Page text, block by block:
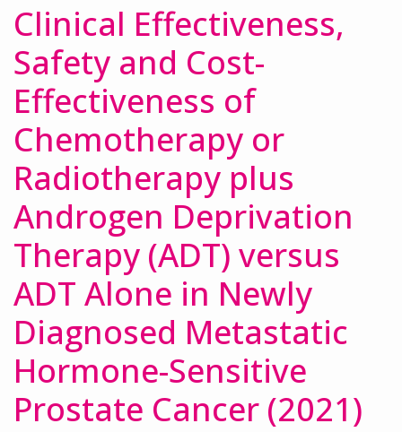
Clinical Effectiveness,
Safety and Cost-
Effectiveness of
Chemotherapy or
Radiotherapy plus
Androgen Deprivation
Therapy (ADT) versus
ADT Alone in Newly
Diagnosed Metastatic
Hormone-Sensitive
Prostate Cancer (2021)